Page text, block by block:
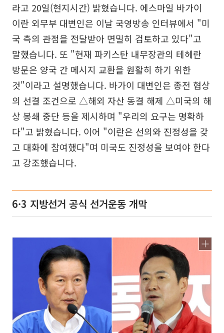
라고 20일(현지시간) 밝혔습니다. 에스마일 바가이
이란 외무부 대변인은 이날 국영방송 인터뷰에서 "미
국 측의 관점을 전달받아 면밀히 검토하고 있다"고
말했습니다. 또 "현재 파키스탄 내무장관의 테헤란
방문은 양국 간 메시지 교환을 원활히 하기 위한
것"이라고 설명했습니다. 바가이 대변인은 종전 협상
의 선결 조건으로 △해외 자산 동결 해제 △미국의 해
상 봉쇄 중단 등을 제시하며 "우리의 요구는 명확하
다"고 밝혔습니다. 이어 "이란은 선의와 진정성을 갖
고 대화에 참여했다"며 미국도 진정성을 보여야 한다
고 강조했습니다.
6·3 지방선거 공식 선거운동 개막